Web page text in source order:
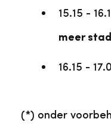
15.15 -
meer
16.15 -
(*) onder